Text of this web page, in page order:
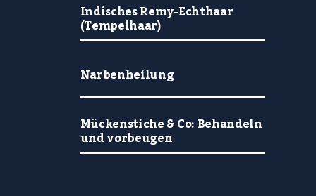
Indisches Remy-Echthaar
(Tempelhaar)
Narbenheilung
Mückenstiche & Co: Behandeln
und vorbeugen